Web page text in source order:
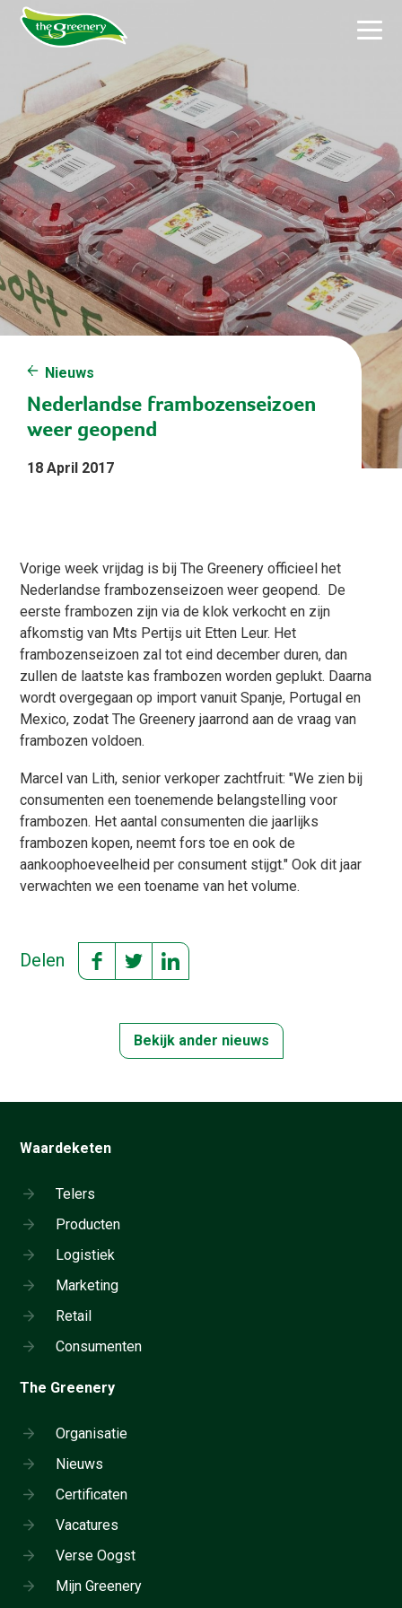
Nieuws
Nederlandse frambozenseizoen
weer geopend
18 April 2017
Vorige week vrijdag is bij The Greenery officieel het
Nederlandse frambozenseizoen weer geopend. De
eerste frambozen zijn via de klok verkocht en zijn
afkomstig van Mts Pertijs uit Etten Leur. Het
frambozenseizoen zal tot eind december duren, dan
zullen de laatste kas frambozen worden geplukt. Daarna
wordt overgegaan op import vanuit Spanje, Portugal en
Mexico, zodat The Greenery jaarrond aan de vraag van
frambozen voldoen.
Marcel van Lith, senior verkoper zachtfruit: "We zien bij
consumenten een toenemende belangstelling voor
frambozen. Het aantal consumenten die jaarlijks
frambozen kopen, neemt fors toe en ook de
aankoophoeveelheid per consument stijgt." Ook dit jaar
verwachten we een toename van het volume.
Delen
Bekijk ander nieuws
Waardeketen
Telers
Producten
Logistiek
Marketing
Retail
Consumenten
The Greenery
Organisatie
Nieuws
Certificaten
Vacatures
Verse Oogst
Mijn Greenery